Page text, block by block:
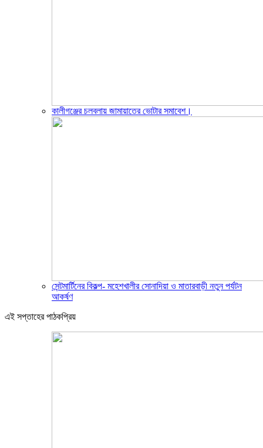
কালীগঞ্জের চলবলায় জামায়াতের ভোটার সমাবেশ।
সেন্টমার্টিনের বিকল্প- মহেশখালীর সোনাদিয়া ও মাতারবাড়ী নতুন পর্যটন
আকর্ষণ
এই সপ্তাহের পাঠকপ্রিয়